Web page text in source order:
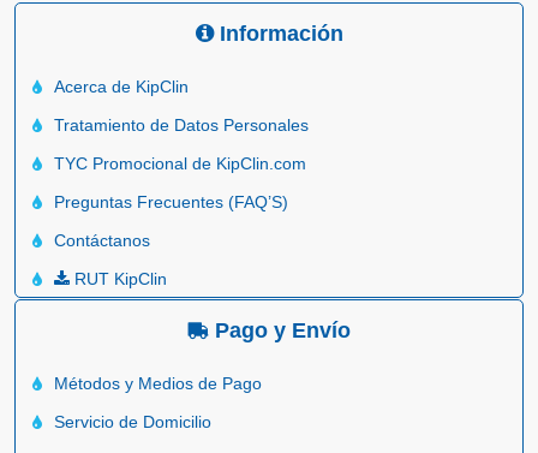
Información
Acerca de KipClin
Tratamiento de Datos Personales
TYC Promocional de KipClin.com
Preguntas Frecuentes (FAQ’S)
Contáctanos
RUT KipClin
Pago y Envío
Métodos y Medios de Pago
Servicio de Domicilio